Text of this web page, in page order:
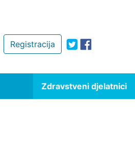
Registracija
Zdravstveni djelatnici